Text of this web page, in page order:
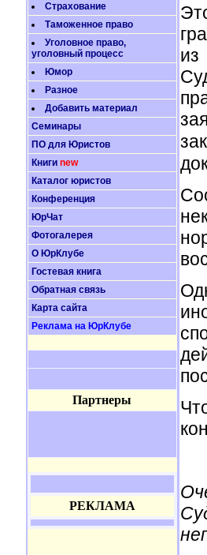
Страхование
Таможенное право
Уголовное право,
уголовный процесс
Юмор
Разное
Добавить материал
Семинары
ПО для Юристов
Книги new
Каталог юристов
Конференция
ЮрЧат
Фотогалерея
О ЮрКлубе
Гостевая книга
Обратная связь
Карта сайта
Реклама на ЮрКлубе
Партнеры
РЕКЛАМА